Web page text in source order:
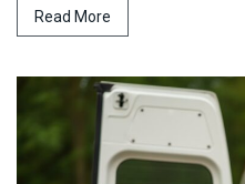
Read More